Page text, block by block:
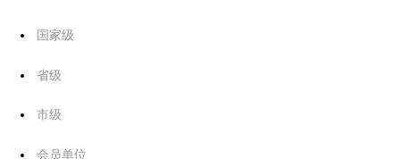
国家级
省级
市级
会员单位